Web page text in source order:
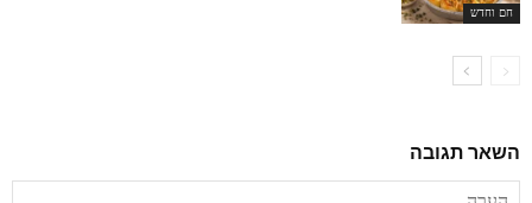
חם וחדש
השאר תגובה